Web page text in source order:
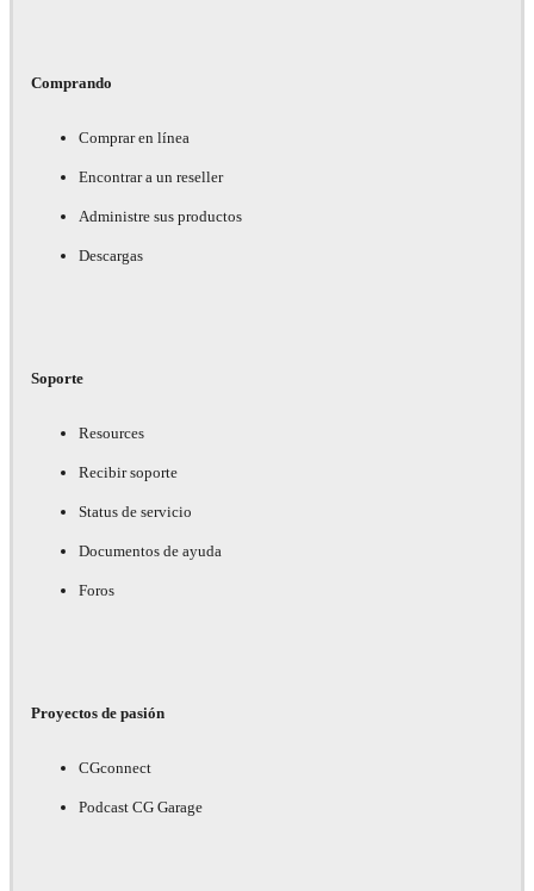
Comprando
Comprar en línea
Encontrar a un reseller
Administre sus productos
Descargas
Soporte
Resources
Recibir soporte
Status de servicio
Documentos de ayuda
Foros
Proyectos de pasión
CGconnect
Podcast CG Garage